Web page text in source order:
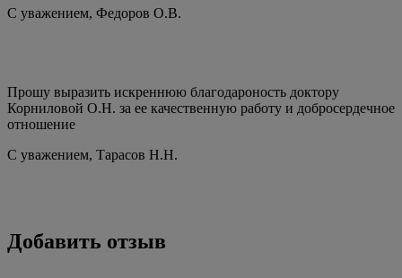
С уважением, Федоров О.В.
Прошу выразить искреннюю благодароность доктору
Корниловой О.Н. за ее качественную работу и добросердечное
отношение
С уважением, Тарасов Н.Н.
Добавить отзыв